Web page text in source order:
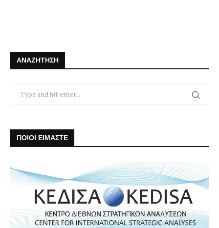
ΑΝΑΖΉΤΗΣΗ
ΠΟΙΟΙ ΕΙΜΑΣΤΕ